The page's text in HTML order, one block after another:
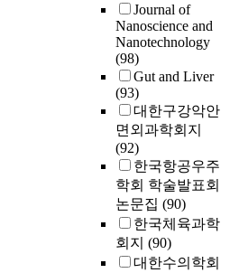
Journal of
Nanoscience and
Nanotechnology
(98)
Gut and Liver
(93)
대한구강악안
면외과학회지
(92)
한국항공우주
학회 학술발표회
논문집 (90)
한국체육과학
회지 (90)
대한수의학회